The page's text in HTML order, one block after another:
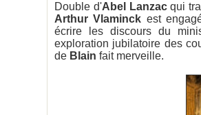
Double d'Abel Lanzacqui
Arthur Vlaminck est
écrire les discours du
exploration jubilatoire des
de Blain fait merveille.